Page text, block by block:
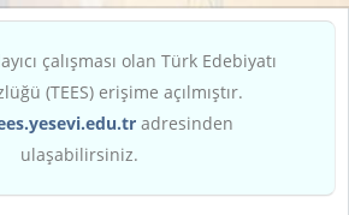
çalışması olan Türk Edebiyatı
(TEES) erişime açılmıştır.
adresinden
ulaşabilirsiniz.